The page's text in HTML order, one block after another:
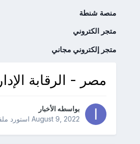
منصة شنطة
متجر الكتروني
متجر إلكتروني مجاني
مصر - الرقابة الإدارية 4 مبادئ في أسس
بواسطه الأخبار
August 9, 2022استورد